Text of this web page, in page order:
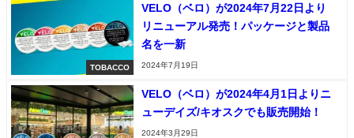
TOBACCO
VELO（ベロ）が2024年7月22日より
リニューアル発売！パッケージと製品
名を一新
2024年7月19日
VELO（ベロ）が2024年4月1日よりニ
ューデイズ/キオスクでも販売開始！
2024年3月29日